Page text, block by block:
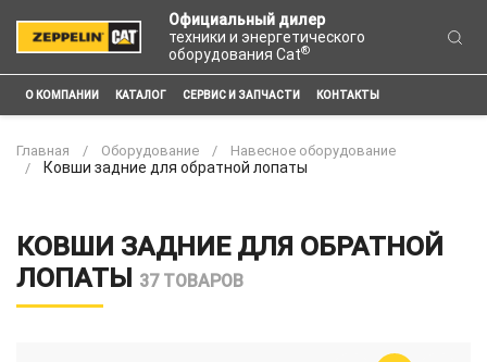
Официальный дилер
техники и энергетического
оборудования Cat®
О КОМПАНИИ КАТАЛОГ СЕРВИС И ЗАПЧАСТИ КОНТАКТЫ
Главная Оборудование Навесное оборудование
Ковши задние для обратной лопаты
КОВШИ ЗАДНИЕ ДЛЯ ОБРАТНОЙ
ЛОПАТЫ 37 ТОВАРОВ